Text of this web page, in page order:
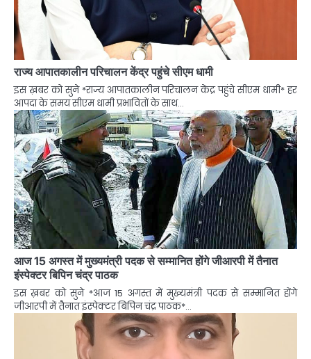
राज्य आपातकालीन परिचालन केंद्र पहुंचे सीएम धामी
इस ख़बर को सुने *राज्य आपातकालीन परिचालन केंद्र पहुंचे सीएम धामी* हर
आपदा के समय सीएम धामी प्रभावितों के साथ…
आज 15 अगस्त में मुख्यमंत्री पदक से सम्मानित होंगे जीआरपी में तैनात
इंस्पेक्टर बिपिन चंद्र पाठक
इस ख़बर को सुने *आज 15 अगस्त में मुख्यमंत्री पदक से सम्मानित होंगे
जीआरपी में तैनात इंस्पेक्टर बिपिन चंद्र पाठक*…